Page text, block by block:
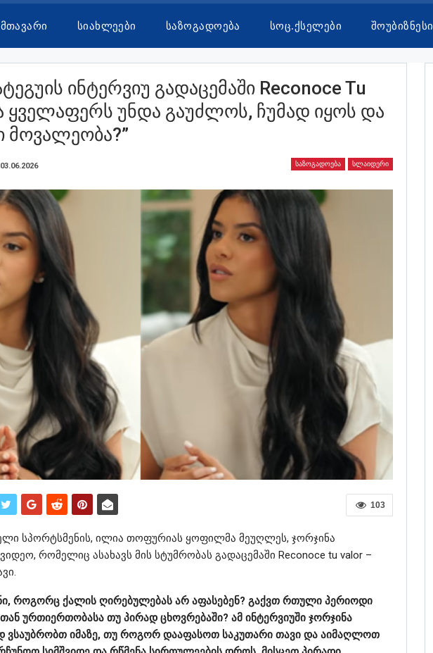
Მთავარი Სიახლეები Საზოგადოება Სოც.ქსელები Შოუბიზნესი
Ინტერვიუ Გადაცემაში Reconoce Tu
Ყველაფერს Უნდა Გაუძლოს, Ჩუმად Იყოს Და
Მოვალეობა?”
ᲡᲐᲖᲝᲒᲐᲓᲝᲔᲑᲐ ᲡᲚᲐᲘᲓᲔᲠᲘ
03.06.2026
103
სპორტსმენის, ილია თოფურიას ყოფილმა მეუღლეს, ჯორჯინა
რომელიც ასახავს მის სტუმრობას გადაცემაში Reconoce tu valor –
როგორც ქალის ღირებულებას არ აფასებენ? გაქვთ რთული პერიოდი
ურთიერთობასა თუ პირად ცხოვრებაში? ამ ინტერვიუში ჯორჯინა
ვსაუბრობთ იმაზე, თუ როგორ დააფასოთ საკუთარი თავი და აიმაღლოთ